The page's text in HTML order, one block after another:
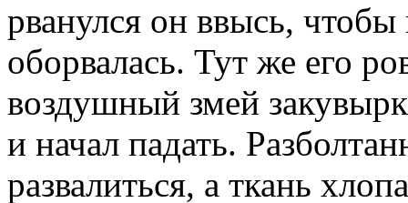
рванулся он ввысь,
оборвалась. Тут же его
воздушный змей
и начал падать.
развалиться, а ткань